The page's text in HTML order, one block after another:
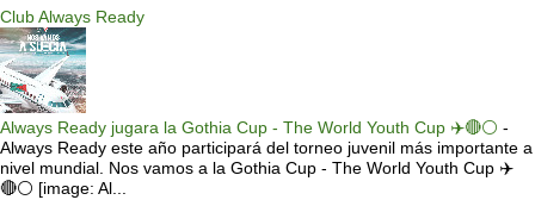
Club Always Ready
Always Ready jugara la Gothia Cup - The World Youth Cup ✈️🔴⚪️ -
Always Ready este año participará del torneo juvenil más importante a
nivel mundial. Nos vamos a la Gothia Cup - The World Youth Cup ✈️
🔴⚪️ [image: Al...